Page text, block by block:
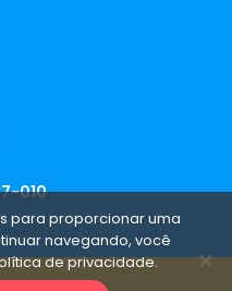
010
para proporcionar uma
navegando, você
de privacidade.